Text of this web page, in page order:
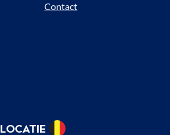
LOCATIE
Contact